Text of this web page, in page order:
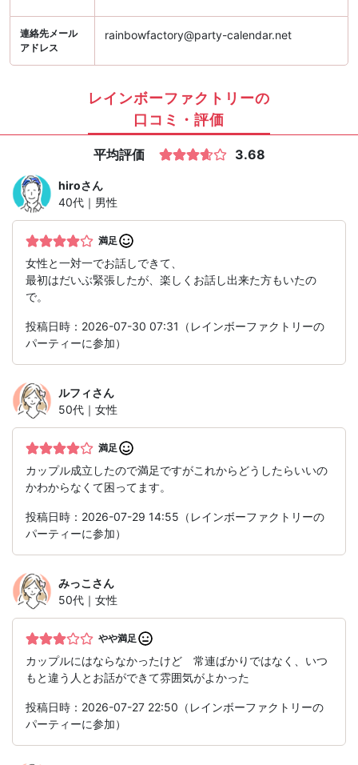
連絡先メール
アドレス
rainbowfactory@party-calendar.net
レインボーファクトリーの
口コミ・評価
平均評価 3.68
hiroさん
40代｜男性
満足
女性と一対一でお話しできて、
最初はだいぶ緊張したが、楽しくお話し出来た方もいたの
で。
投稿日時：2026-07-30 07:31（レインボーファクトリーの
パーティーに参加）
ルフィさん
50代｜女性
満足
カップル成立したので満足ですがこれからどうしたらいいの
かわからなくて困ってます。
投稿日時：2026-07-29 14:55（レインボーファクトリーの
パーティーに参加）
みっこ さん
50代｜女性
やや満足
カップルにはならなかったけど 常連ばかりではなく、いつ
もと違う人とお話ができて雰囲気がよかった
投稿日時：2026-07-27 22:50（レインボーファクトリーの
パーティーに参加）